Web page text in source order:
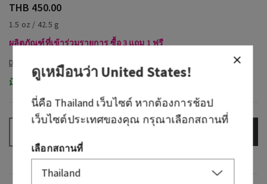
THB 450.00
1.5 oz / 42.5 g
ผลิตภัณฑ์ที่เข้าร่วมรายการ ซื้อ 3 แถม 1 ฟรี
มีในสต็อก
ดูเหมือนว่าUnited States!
นี่คือ Thailand เว็บไซต์ หากต้องการช้อป
เว็บไซต์ประเทศของคุณ กรุณาเลือกสถานที่
เลือกสถานที่